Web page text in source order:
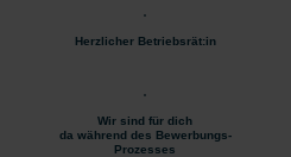
Herzlicher Betriebsrät:in
Wir sind für dich
da während des Bewerbungs-
Prozesses